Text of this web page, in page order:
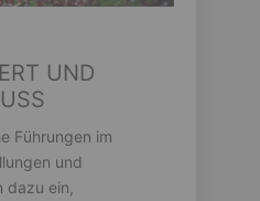
UND
Führungen im
und
ein,